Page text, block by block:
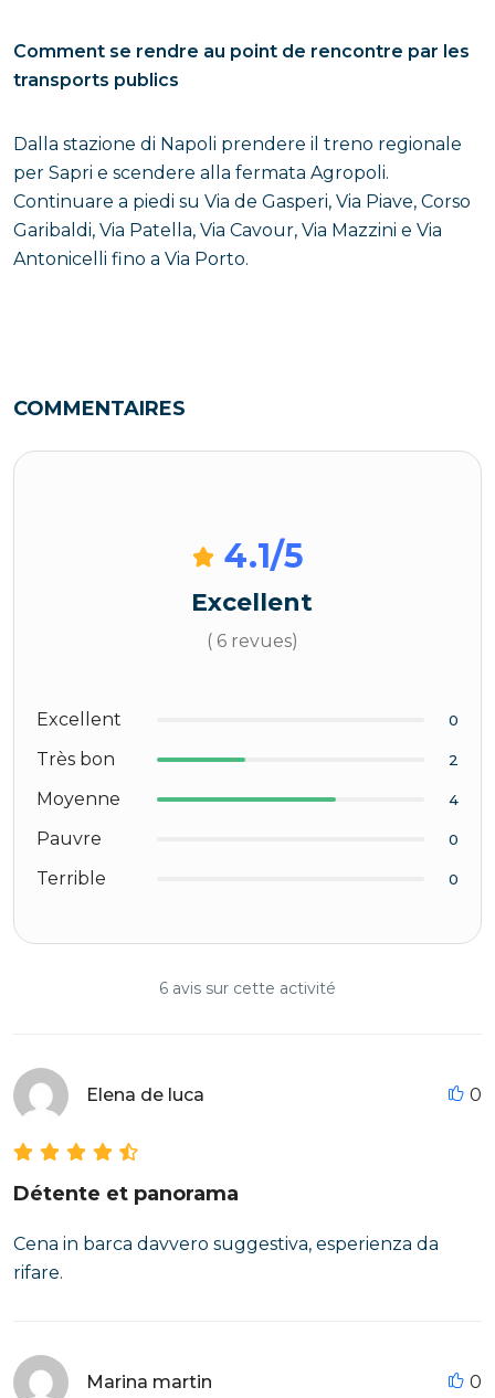
Comment se rendre au point de rencontre par les
transports publics
Dalla stazione di Napoli prendere il treno regionale
per Sapri e scendere alla fermata Agropoli.
Continuare a piedi su Via de Gasperi, Via Piave, Corso
Garibaldi, Via Patella, Via Cavour, Via Mazzini e Via
Antonicelli fino a Via Porto.
COMMENTAIRES
4.1/5
Excellent
( 6 revues)
Excellent 0
Très bon 2
Moyenne 4
Pauvre 0
Terrible 0
6 avis sur cette activité
Elena de luca 0
Détente et panorama
Cena in barca davvero suggestiva, esperienza da
rifare.
Marina martin 0